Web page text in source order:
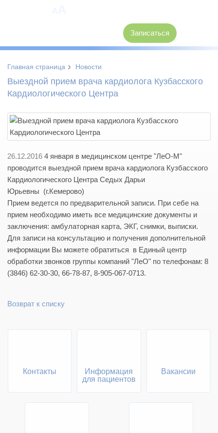
Записаться
Главная страница › Новости
Выездной прием врача кардиолога Кузбасского
Кардиологического Центра
26.12.2016 4 января в медицинском центре "ЛеО-М"
проводится выездной прием врача кардиолога Кузбасского
Кардиологического Центра Седых Дарьи
Юрьевны (г.Кемерово)
Прием ведется по предварительной записи. При себе на
прием необходимо иметь все медицинские документы и
заключения: амбулаторная карта, ЭКГ, снимки, выписки.
Для записи на консультацию и получения дополнительной
информации Вы можете обратиться в Единый центр
обработки звонков группы компаний "ЛеО" по телефонам: 8
(3846) 62-30-30, 66-78-87, 8-905-067-0713.
Возврат к списку
Контакты
Информация
для пациентов
Вакансии